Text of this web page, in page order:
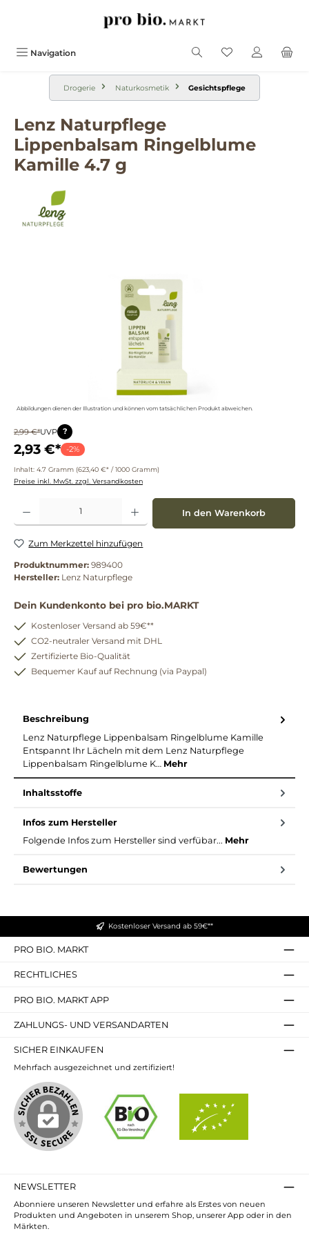
Navigation
Drogerie Naturkosmetik Gesichtspflege
Lenz Naturpflege
Lippenbalsam Ringelblume
Kamille 4.7 g
Abbildungen dienen der Illustration und können vom tatsächlichen Produkt abweichen.
2,99 €*UVP ?
2,93 €* -2%
Inhalt: 4.7 Gramm (623,40 €* / 1000 Gramm)
Preise inkl. MwSt. zzgl. Versandkosten
Produkt Anzahl: Gib den gewünschten Wert ein oder benutze die Schaltflächen um
In den Warenkorb
Zum Merkzettel hinzufügen
Produktnummer: 989400
Hersteller: Lenz Naturpflege
Dein Kundenkonto bei pro bio.MARKT
Kostenloser Versand ab 59€**
CO2-neutraler Versand mit DHL
Zertifizierte Bio-Qualität
Bequemer Kauf auf Rechnung (via Paypal)
Beschreibung
Lenz Naturpflege Lippenbalsam Ringelblume Kamille
Entspannt Ihr Lächeln mit dem Lenz Naturpflege
Lippenbalsam Ringelblume K… Mehr
Inhaltsstoffe
Infos zum Hersteller
Folgende Infos zum Hersteller sind verfübar... Mehr
Bewertungen
Kostenloser Versand ab 59€**
PRO BIO. MARKT
RECHTLICHES
PRO BIO. MARKT APP
ZAHLUNGS- UND VERSANDARTEN
SICHER EINKAUFEN
Mehrfach ausgezeichnet und zertifiziert!
NEWSLETTER
Abonniere unseren Newsletter und erfahre als Erstes von neuen
Produkten und Angeboten in unserem Shop, unserer App oder in den
Märkten.